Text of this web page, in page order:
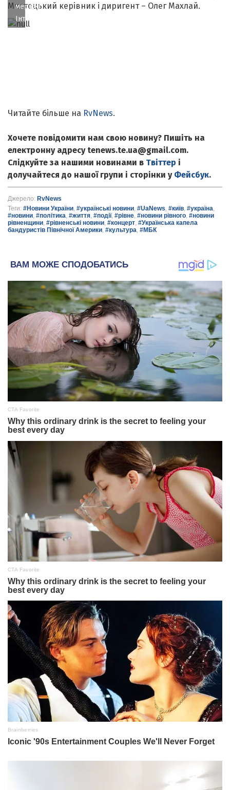
Мистецький керівник і диригент – Олег Махлай.
мережі
Інтернет
Читайте більше на RvNews.
Хочете повідомити нам свою новину? Пишіть на
електронну адресу tenews.te.ua@gmail.com.
Слідкуйте за нашими новинами в Твіттер і
долучайтеся до нашої групи і сторінки у Фейсбук.
Джерело: RvNews
Теги: #Новини України, #українські новини, #UaNews, #київ, #україна,
#новини, #політика, #життя, #події, #рівне, #новини рівного, #новини
рівненщини, #рівненські новини, #концерт, #Українська капела
бандуристів Північної Америки, #культура, #МБК